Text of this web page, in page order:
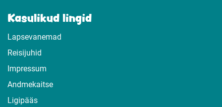
Kasulikud lingid
Lapsevanemad
Reisijuhid
Impressum
Andmekaitse
Ligipääs